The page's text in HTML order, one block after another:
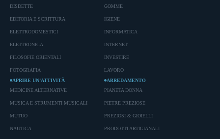
DISDETTE
EDITORIA E SCRITTURA
ELETTRODOMESTICI
ELETTRONICA
FILOSOFIE ORIENTALI
FOTOGRAFIA
GOMME
IGIENE
INFORMATICA
INTERNET
INVESTIRE
LAVORO
APRIRE UN’ATTIVITÀ
MEDICINE ALTERNATIVE
MUSICA E STRUMENTI MUSICALI
MUTUO
NAUTICA
ARREDAMENTO
PIANETA DONNA
PIETRE PREZIOSE
PREZIOSI & GIOIELLI
PRODOTTI ARTIGIANALI